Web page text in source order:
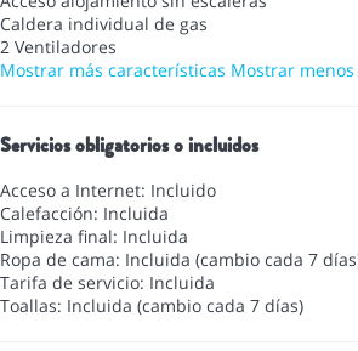
Caldera individual de gas
2 Ventiladores
Mostrar más características Mostrar
Servicios obligatorios o incluidos
Acceso a Internet: Incluido
Calefacción: Incluida
Limpieza final: Incluida
Ropa de cama: Incluida (cambio cada 7
Tarifa de servicio: Incluida
Toallas: Incluida (cambio cada 7 días)